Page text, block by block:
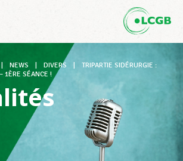
DE
syndicales
NEWS DIVERS
TRIPARTIE SIDÉRURGIE :
1ÈRE SÉANCE !